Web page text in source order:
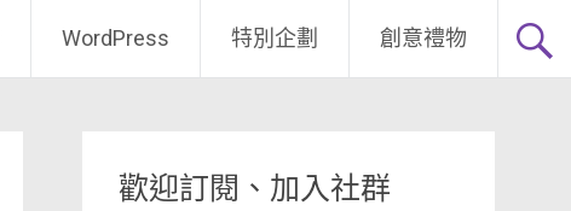
WordPress 特別企劃 創意禮物
歡迎訂閱、加入社群